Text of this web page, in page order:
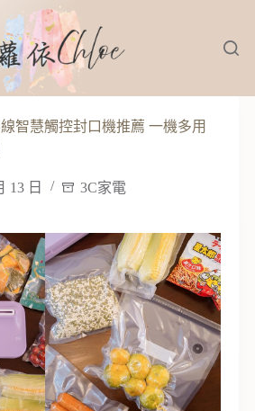
智慧觸控封口機推薦 一機多用
13 日 3C家電